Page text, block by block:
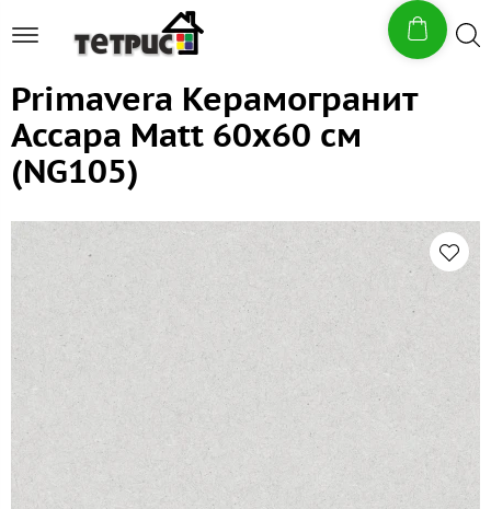
Primavera Керамогранит
Ассара Matt 60x60 см
(NG105)